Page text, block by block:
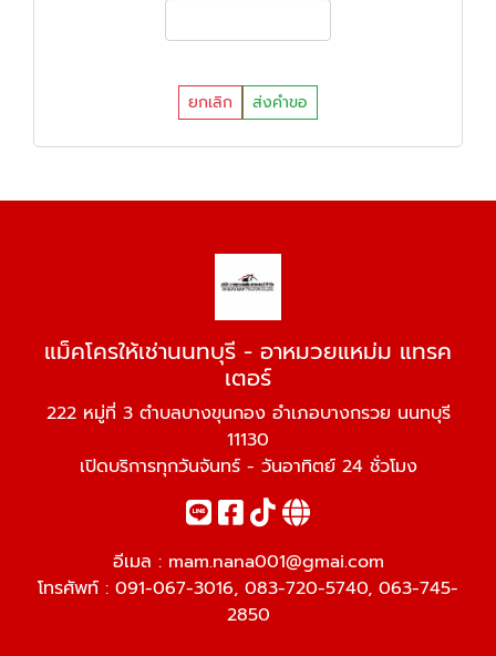
ยกเลิก ส่งคำขอ
แม็คโครให้เช่านนทบุรี - อาหมวยแหม่ม แทรค
เตอร์
222 หมู่ที่ 3 ตำบลบางขุนกอง อำเภอบางกรวย นนทบุรี
11130
เปิดบริการทุกวันจันทร์ - วันอาทิตย์ 24 ชั่วโมง
อีเมล : mam.nana001@gmai.com
โทรศัพท์ : 091-067-3016, 083-720-5740, 063-745-
2850